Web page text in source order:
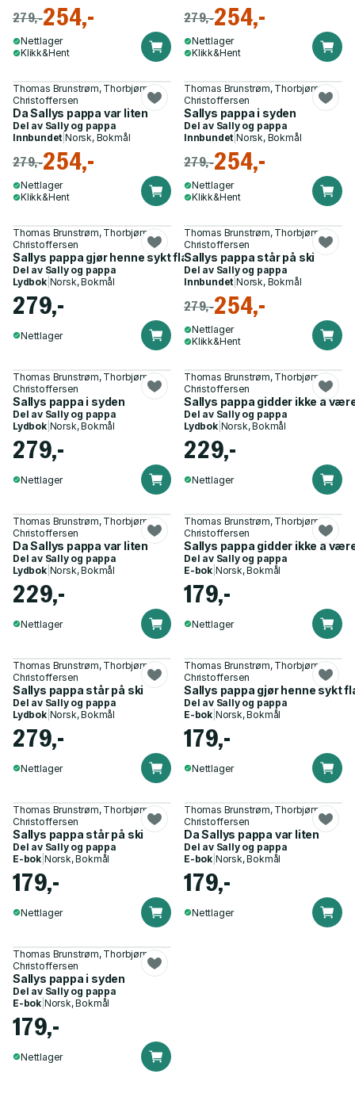
279,-254,-
Nettlager
Klikk&Hent
279,-254,-
Nettlager
Klikk&Hent
Thomas Brunstrøm, Thorbjørn
Christoffersen
Da Sallys pappa var liten
Del av Sally og pappa
Innbundet |Norsk, Bokmål
279,-254,-
Nettlager
Klikk&Hent
Thomas Brunstrøm, Thorbjørn
Christoffersen
Sallys pappa i syden
Del av Sally og pappa
Innbundet |Norsk, Bokmål
279,-254,-
Nettlager
Klikk&Hent
Thomas Brunstrøm, Thorbjørn
Christoffersen
Sallys pappa gjør henne sykt flau
Del av Sally og pappa
Lydbok| Norsk, Bokmål
279,-
Nettlager
Thomas Brunstrøm, Thorbjørn
Christoffersen
Sallys pappa står på ski
Del av Sally og pappa
Innbundet |Norsk, Bokmål
279,-254,-
Nettlager
Klikk&Hent
Thomas Brunstrøm, Thorbjørn
Christoffersen
Sallys pappa i syden
Del av Sally og pappa
Lydbok| Norsk, Bokmål
279,-
Nettlager
Thomas Brunstrøm, Thorbjørn
Christoffersen
Sallys pappa gidder ikke å
Del av Sally og pappa
Lydbok| Norsk, Bokmål
229,-
Nettlager
Thomas Brunstrøm, Thorbjørn
Christoffersen
Da Sallys pappa var liten
Del av Sally og pappa
Lydbok| Norsk, Bokmål
229,-
Nettlager
Thomas Brunstrøm, Thorbjørn
Christoffersen
Sallys pappa gidder ikke å
Del av Sally og pappa
E-bok Norsk, Bokmål
179,-
Nettlager
Thomas Brunstrøm, Thorbjørn
Christoffersen
Sallys pappa står på ski
Del av Sally og pappa
Lydbok| Norsk, Bokmål
279,-
Nettlager
Thomas Brunstrøm, Thorbjørn
Christoffersen
Sallys pappa gjør henne sykt
Del av Sally og pappa
E-bok Norsk, Bokmål
179,-
Nettlager
Thomas Brunstrøm, Thorbjørn
Christoffersen
Sallys pappa står på ski
Del av Sally og pappa
E-bok Norsk, Bokmål
179,-
Nettlager
Thomas Brunstrøm, Thorbjørn
Christoffersen
Da Sallys pappa var liten
Del av Sally og pappa
E-bok Norsk, Bokmål
179,-
Nettlager
Thomas Brunstrøm, Thorbjørn
Christoffersen
Sallys pappa i syden
Del av Sally og pappa
E-bok Norsk, Bokmål
179,-
Nettlager